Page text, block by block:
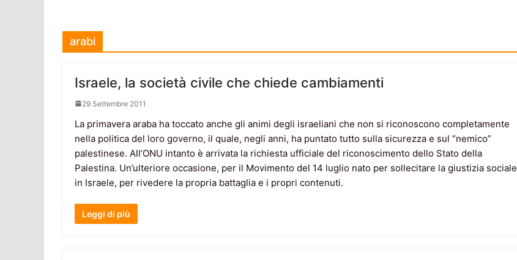
arabi
Israele, la società civile che chiede cambiamenti
29 Settembre 2011
La primavera araba ha toccato anche gli animi degli israeliani che non si riconoscono completamente
nella politica del loro governo, il quale, negli anni, ha puntato tutto sulla sicurezza e sul “nemico”
palestinese. All’ONU intanto è arrivata la richiesta ufficiale del riconoscimento dello Stato della
Palestina. Un’ulteriore occasione, per il Movimento del 14 luglio nato per sollecitare la giustizia sociale
in Israele, per rivedere la propria battaglia e i propri contenuti.
Leggi di più